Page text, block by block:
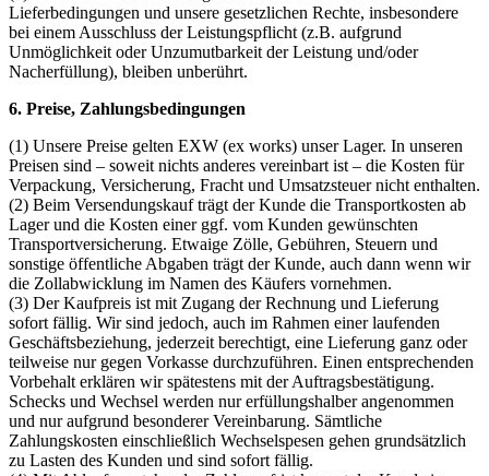
Lieferbedingungen und unsere gesetzlichen Rechte, insbesondere
bei einem Ausschluss der Leistungspflicht (z.B. aufgrund
Unmöglichkeit oder Unzumutbarkeit der Leistung und/oder
Nacherfüllung), bleiben unberührt.
6. Preise, Zahlungsbedingungen
(1) Unsere Preise gelten EXW (ex works) unser Lager. In unseren
Preisen sind – soweit nichts anderes vereinbart ist – die Kosten für
Verpackung, Versicherung, Fracht und Umsatzsteuer nicht enthalten.
(2) Beim Versendungskauf trägt der Kunde die Transportkosten ab
Lager und die Kosten einer ggf. vom Kunden gewünschten
Transportversicherung. Etwaige Zölle, Gebühren, Steuern und
sonstige öffentliche Abgaben trägt der Kunde, auch dann wenn wir
die Zollabwicklung im Namen des Käufers vornehmen.
(3) Der Kaufpreis ist mit Zugang der Rechnung und Lieferung
sofort fällig. Wir sind jedoch, auch im Rahmen einer laufenden
Geschäftsbeziehung, jederzeit berechtigt, eine Lieferung ganz oder
teilweise nur gegen Vorkasse durchzuführen. Einen entsprechenden
Vorbehalt erklären wir spätestens mit der Auftragsbestätigung.
Schecks und Wechsel werden nur erfüllungshalber angenommen
und nur aufgrund besonderer Vereinbarung. Sämtliche
Zahlungskosten einschließlich Wechselspesen gehen grundsätzlich
zu Lasten des Kunden und sind sofort fällig.